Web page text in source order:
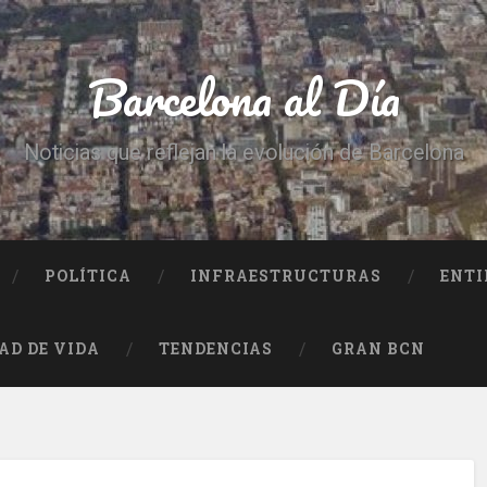
Barcelona al Día
Noticias que reflejan la evolución de Barcelona
POLÍTICA INFRAESTRUCTURAS
DE VIDA TENDENCIAS GRAN BCN